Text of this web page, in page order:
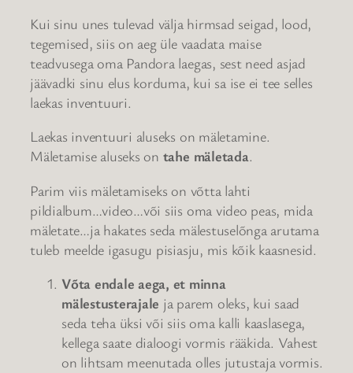
Kui sinu unes tulevad välja hirmsad seigad, lood,
tegemised, siis on aeg üle vaadata maise
teadvusega oma Pandora laegas, sest need asjad
jäävadki sinu elus korduma, kui sa ise ei tee selles
laekas inventuuri.
Laekas inventuuri aluseks on mäletamine.
Mäletamise aluseks on tahe mäletada.
Parim viis mäletamiseks on võtta lahti
pildialbum…video…või siis oma video peas, mida
mäletate…ja hakates seda mälestuselõnga arutama
tuleb meelde igasugu pisiasju, mis kõik kaasnesid.
Võta endale aega, et minna
mälestusterajale ja parem oleks, kui saad
seda teha üksi või siis oma kalli kaaslasega,
kellega saate dialoogi vormis rääkida. Vahest
on lihtsam meenutada olles jutustaja vormis.